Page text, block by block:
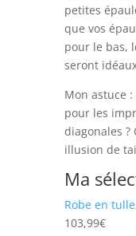
petites
que vos
pour le bas,
seront
Mon astuce
pour les
diagonales ?
illusion de
Ma
Robe en tulle
103,99€